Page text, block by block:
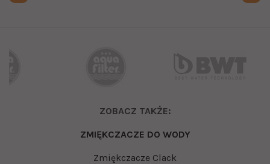
ZOBACZ TAKŻE:
ZMIĘKCZACZE DO WODY
Zmiękczacze Clack